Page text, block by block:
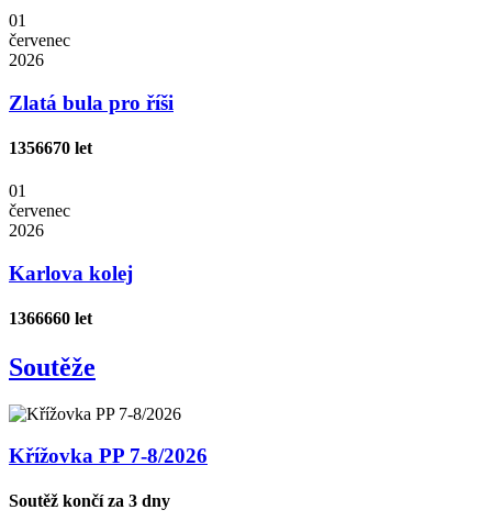
01
červenec
2026
Zlatá bula pro říši
1356670 let
01
červenec
2026
Karlova kolej
1366660 let
Soutěže
Křížovka PP 7-8/2026
Soutěž končí za 3 dny